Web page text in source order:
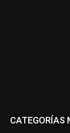
CATEGORÍAS